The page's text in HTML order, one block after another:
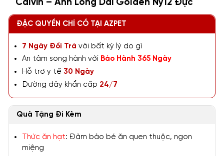
Calvin – Anh Lông Dài Golden Ny12 Đực
ĐẶC QUYỀN CHỈ CÓ TẠI AZPET
7 Ngày Đổi Trả với bất kỳ lý do gì
An tâm song hành với Bảo Hành 365 Ngày
Hỗ trợ y tế 30 Ngày
Đường dây khẩn cấp 24/7
Quà Tặng Đi Kèm
Thức ăn hạt: Đảm bảo bé ăn quen thuộc, ngon
miệng